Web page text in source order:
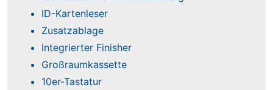
ID-Kartenleser
Zusatzablage
Integrierter Finisher
Großraumkassette
10er-Tastatur